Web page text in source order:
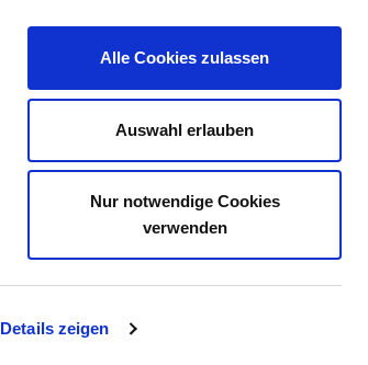
Details zeigen
Alle Cookies zulassen
Auswahl erlauben
Nur notwendige Cookies
verwenden
CONTACT YOUR OPINION